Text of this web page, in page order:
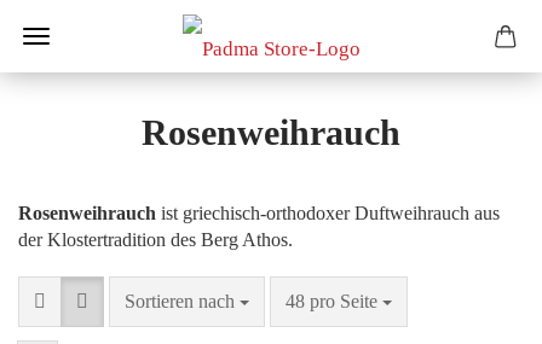
Rosenweihrauch
Rosenweihrauch ist griechisch-orthodoxer Duftweihrauch aus
der Klostertradition des Berg Athos.
Sortieren nach
Sortieren nach 48 pro Seite
pro Seite